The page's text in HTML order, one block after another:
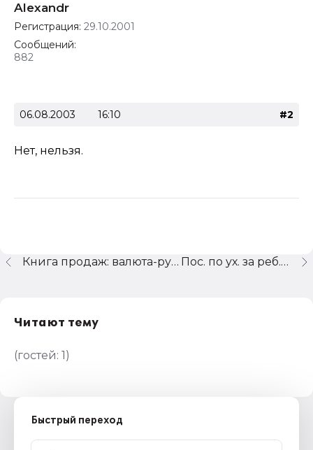
Alexandr
Регистрация: 29.10.2001
Сообщений:
882
06.08.2003 16:10 #2
Нет, нельзя.
Пос. по ух. за реб. до 1,5 л.
Книга продаж: валюта-рубли, курсовые разницы Хелп!
Читают тему
(гостей: 1)
Быстрый переход